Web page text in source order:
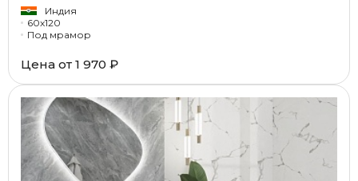
Индия
60x120
Под мрамор
Цена от 1 970 ₽